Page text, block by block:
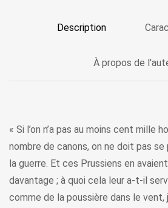
Description
À propos de
« Si l’on n’a pas au moins cent mille
nombre de canons, on ne doit pas
la guerre. Et ces Prussiens en
davantage ; à quoi cela leur a-t-il
comme de la poussière dans le vent,